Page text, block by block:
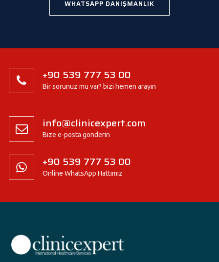
WHATSAPP DANIŞMANLIK
+90 539 777 53 00
Bir sorunuz mu var? bizi hemen arayın
info@clinicexpert.com
Bize e-posta gönderin
+90 539 777 53 00
Online WhatsApp Hattımız